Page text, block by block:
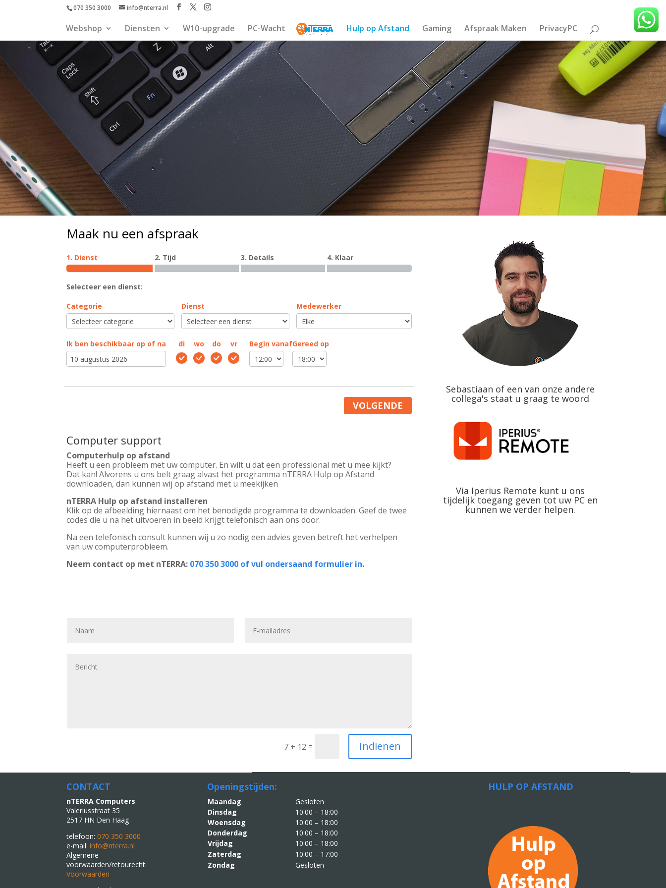
070 350 3000 info@nterra.nl
Webshop Diensten W10-upgrade PC-Wacht Hulp op Afstand Gaming Afspraak Maken PrivacyPC
Maak nu een afspraak
1. Dienst 2. Tijd 3. Details 4. Klaar
Selecteer een dienst:
Categorie Dienst Medewerker
Ik ben beschikbaar op of na di wo do vr Begin vanafGereed op
VOLGENDE
Computer support
Computerhulp op afstand
Heeft u een probleem met uw computer. En wilt u dat een professional met u mee kijkt?
Dat kan! Alvorens u ons belt graag alvast het programma nTERRA Hulp op Afstand
downloaden, dan kunnen wij op afstand met u meekijken
nTERRA Hulp op afstand installeren
Klik op de afbeelding hiernaast om het benodigde programma te downloaden. Geef de twee
codes die u na het uitvoeren in beeld krijgt telefonisch aan ons door.
Na een telefonisch consult kunnen wij u zo nodig een advies geven betreft het verhelpen
van uw computerprobleem.
Neem contact op met nTERRA: 070 350 3000 of vul ondersaand formulier in.
7 + 12 = Indienen
Sebastiaan of een van onze andere
collega's staat u graag te woord
Via Iperius Remote kunt u ons
tijdelijk toegang geven tot uw PC en
kunnen we verder helpen.
CONTACT
nTERRA Computers
Valeriusstraat 35
2517 HN Den Haag
telefoon:070 350 3000
e-mail:info@nterra.nl
Algemene
voorwaarden/retourecht:
Voorwaarden
Openingstijden:
Maandag
Gesloten
Dinsdag
10:00 – 18:00
Woensdag
10:00 – 18:00
Donderdag
10:00 – 18:00
Vrijdag
10:00 – 18:00
Zaterdag
10:00 – 17:00
Zondag
Gesloten
HULP OP AFSTAND